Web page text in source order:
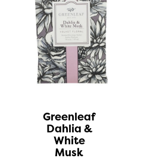
Greenleaf
Dahlia &
White
Musk